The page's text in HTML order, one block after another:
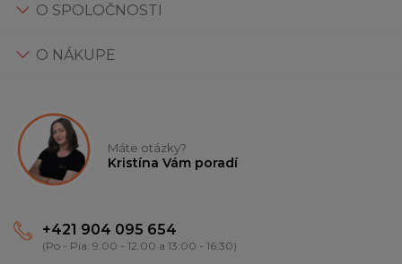
O SPOLOČNOSTI
O NÁKUPE
Máte otázky?
Kristína Vám poradí
+421 904 095 654
(Po - Pia: 9:00 - 12:00 a 13:00 - 16:30)